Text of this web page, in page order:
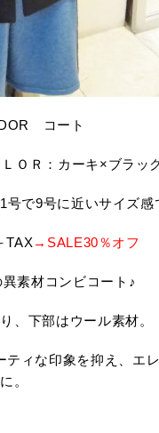
コート
ＯＲ：カーキ×ブラッ
で9号に近いサイズ感
TAX→SALE30％オフ
素材コンビコート♪
、下部はウール素材。
ィな印象を抑え、エ
に。